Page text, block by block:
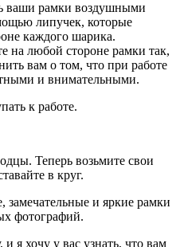
ваши рамки воздушными
липучек, которые
каждого шарика.
на любой стороне рамки так,
вам о том, что при работе
и внимательными.
к работе.
Теперь возьмите свои
в круг.
замечательные и яркие рамки
фотографий.
я хочу у вас узнать, что вам